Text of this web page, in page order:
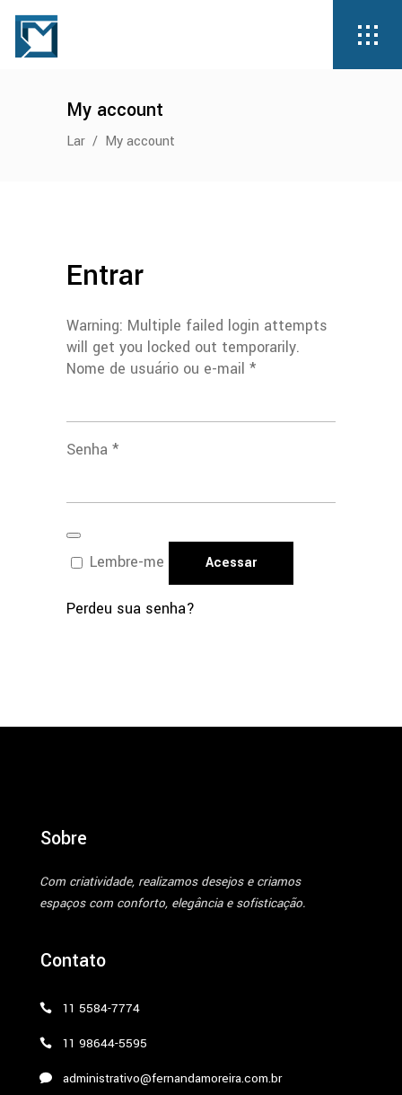
My account
Lar / My account
Entrar
Warning: Multiple failed login attempts
will get you locked out temporarily.
Nome de usuário ou e-mail *Obrigatório
Senha *Obrigatório
Lembre-me Acessar
Perdeu sua senha?
Sobre
Com criatividade, realizamos desejos e criamos
espaços com conforto, elegância e sofisticação.
Contato
11 5584-7774
11 98644-5595
administrativo@fernandamoreira.com.br